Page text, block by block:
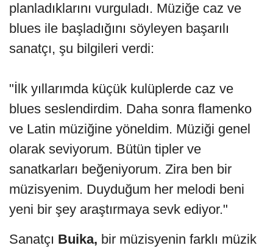
planladıklarını vurguladı. Müziğe caz ve
blues ile başladığını söyleyen başarılı
sanatçı, şu bilgileri verdi:
"İlk yıllarımda küçük kulüplerde caz ve
blues seslendirdim. Daha sonra flamenko
ve Latin müziğine yöneldim. Müziği genel
olarak seviyorum. Bütün tipler ve
sanatkarları beğeniyorum. Zira ben bir
müzisyenim. Duyduğum her melodi beni
yeni bir şey araştırmaya sevk ediyor."
Sanatçı Buika, bir müzisyenin farklı müzik